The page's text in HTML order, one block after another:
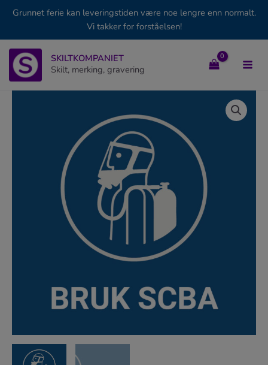
Grunnet ferie kan leveringstiden være noe lengre enn normalt.
Vi takker for forståelsen!
Hopp
SKILTKOMPANIET
Skilt, merking, gravering